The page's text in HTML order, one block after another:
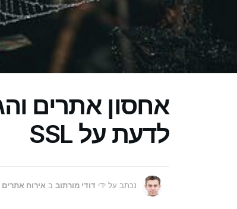
אחסון אתרים
לדעת על SSL
נכתב על ידי דודי מורתוב ב אירוח אתרים